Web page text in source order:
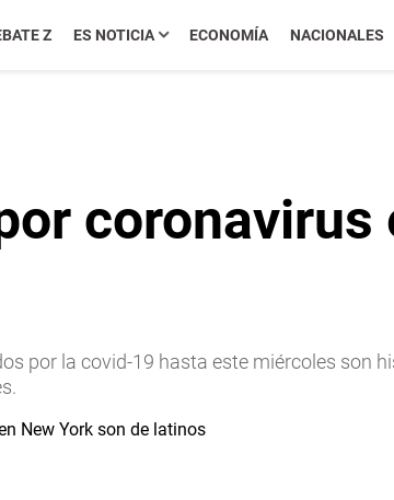
Z ES NOTICIA ECONOMÍA NACIONALES
coronavirus
por la covid-19 hasta este miércoles son